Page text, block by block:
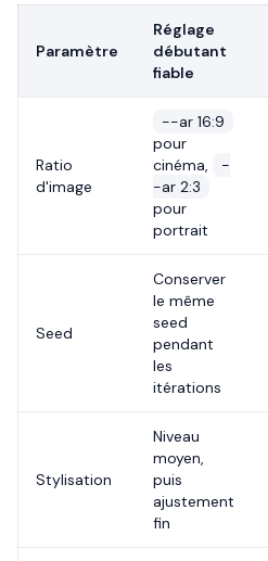
Paramètre
Réglage
débutant
fiable
Ratio
d'image
--ar 16:9
pour
cinéma,
-
-ar 2:3
pour
portrait
Seed
Conserver
le même
seed
pendant
les
itérations
Stylisation
Niveau
moyen,
puis
ajustement
fin